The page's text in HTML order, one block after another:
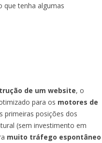
que tenha algumas
de um website, o
para os motores de
primeiras posições dos
(sem investimento em
muito tráfego espontâneo